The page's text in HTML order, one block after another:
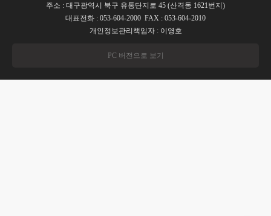
주소 : 대구광역시 북구 유통단지로 45 (산격동 1621번지)
대표전화 : 053-604-2000 FAX : 053-604-2010
개인정보관리책임자 : 이영호
PC 버전으로 보기